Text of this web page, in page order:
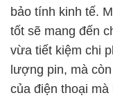
bảo tính kinh tế.
tốt sẽ mang đến
vừa tiết kiệm chi
lượng pin, mà
của điện thoại